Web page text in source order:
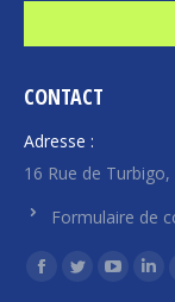
CONTACT
Adresse :
16 Rue de
Formulaire de
Find us on:
Facebook
Twitter